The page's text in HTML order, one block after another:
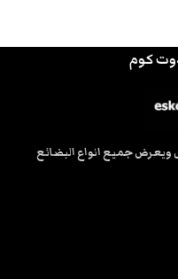
كوم
جميع انواع البضائع